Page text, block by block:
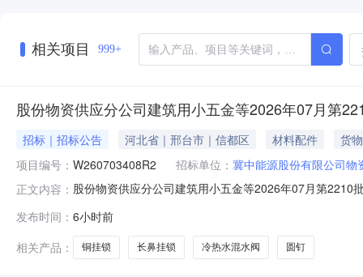
相关项目 999+
股份物资供应分公司建筑用小五金等2026年07月第
招标｜招标公告 河北省｜邢台市｜信都区 材料配件
货物
项目编号： W260703408R2 招标单位： 冀中能源股份有限公司物
正文内容： 股份物资供应分公司建筑用小五金等2026年07月第2210
100018247圆钉80mm公斤30.0002027-02-28MA:否;产
发布时间： 6小时前
相关产品：
铜挂锁 长鼻挂锁 冷热水混水阀 圆钉